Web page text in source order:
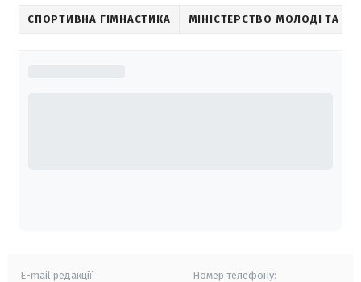
СПОРТИВНА ГІМНАСТИКА МІНІСТЕРСТВО МОЛОДІ ТА
E-mail редакції Номер телефону: